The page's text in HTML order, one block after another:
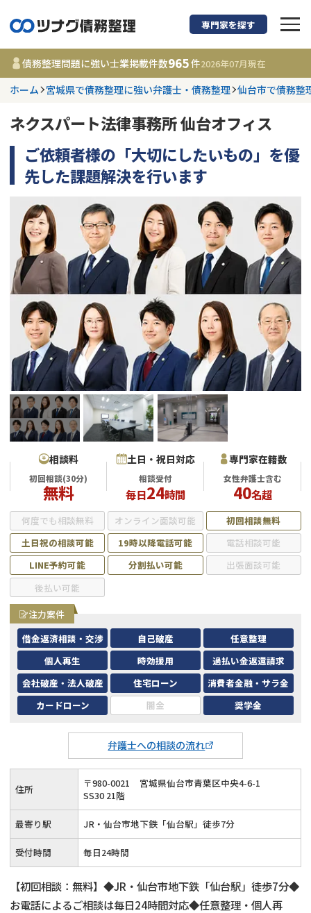
債務整理に強い弁
都道府県を選択
事務所 965
件
更新日 : 2026年07月31日
借金返済相談・交渉
任意整理
時効援用
会社破産・法人破産
消費者金融・サラ金
闇金
費用相場
コラム
債務整理
個人再生（民事再生）
過払金
借金問題
専門家を探す
債務整理問題に強い士業掲載件数965件2026年07月現在
ホーム 宮城県で債務整理に強い弁護士・債務整理 仙台市で債務整
ネクスパート法律事務所 仙台オフィス
ご依頼者様の「大切にしたいもの」を優
先した課題解決を行います
相談料
初回相談(30分)
無料
土日・祝日対応
相談受付
毎日24時間
専門家在籍数
女性弁護士含む
40名超
何度でも相談無料 オンライン面談可能
初回相談無料
土日祝の相談可能
19時以降電話可能
電話相談可能
LINE予約可能
分割払い可能
出張面談可能
後払い可能
弁護士への相談の流れ
注力案件
借金返済相談・交渉
自己破産
任意整理
個人再生
時効援用
過払い金返還請求
会社破産・法人破産
住宅ローン
消費者金融・サラ金
カードローン
闇金 奨学金
住所 〒980-0021
宮城県仙台市青葉区中央4-6-1
SS30 21階
最寄り駅 JR・仙台市地下鉄「仙台駅」徒歩7分
受付時間 毎日24時間
【初回相談：無料】◆JR・仙台市地下鉄「仙台駅」徒歩7分◆
お電話によるご相談は毎日24時間対応◆任意整理・個人再